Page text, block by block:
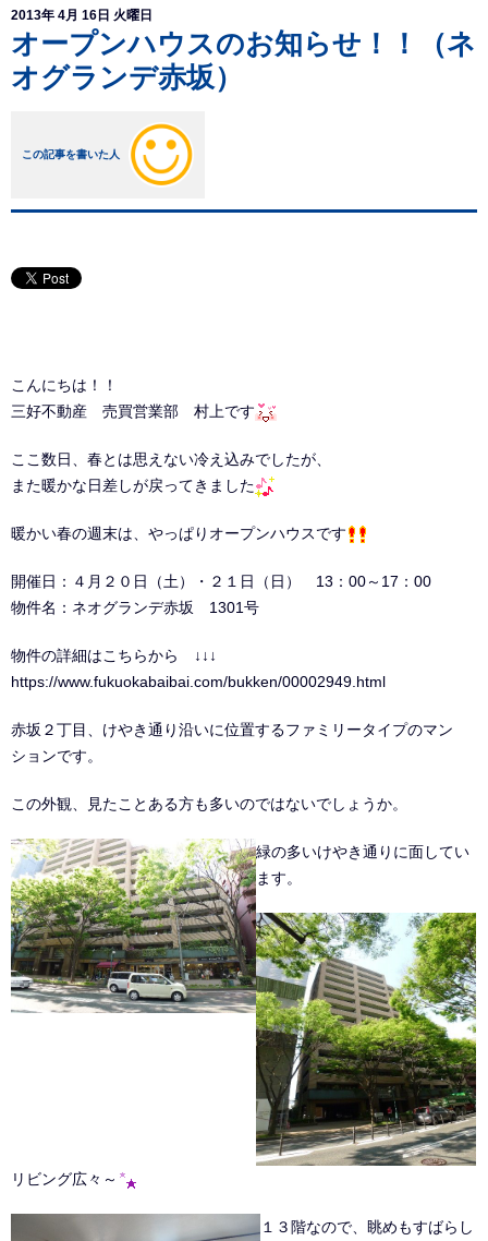
2013年 4月 16日 火曜日
オープンハウスのお知らせ！！（ネ
オグランデ赤坂）
この記事を書いた人
こんにちは！！
三好不動産 売買営業部 村上です
ここ数日、春とは思えない冷え込みでしたが、
また暖かな日差しが戻ってきました
暖かい春の週末は、やっぱりオープンハウスです
開催日：４月２０日（土）・２１日（日） 13：00～17：00
物件名：ネオグランデ赤坂 1301号
物件の詳細はこちらから ↓↓↓
https://www.fukuokabaibai.com/bukken/00002949.html
赤坂２丁目、けやき通り沿いに位置するファミリータイプのマン
ションです。
この外観、見たことある方も多いのではないでしょうか。
緑の多いけやき通りに面してい
ます。
リビング広々～
１３階なので、眺めもすばらし